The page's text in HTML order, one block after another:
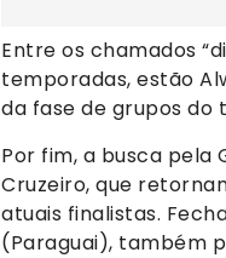
Entre os chamados
temporadas, estão
da fase de grupos do
Por fim, a busca
Cruzeiro, que
atuais finalistas.
(Paraguai), também